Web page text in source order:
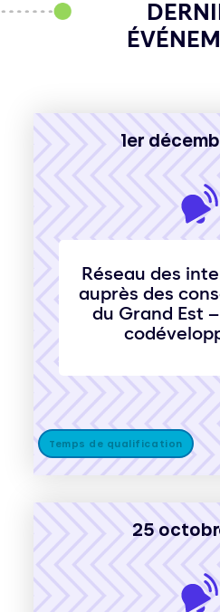
1er
Réseau des
auprès des
du Grand Est
Temps de qualification
25